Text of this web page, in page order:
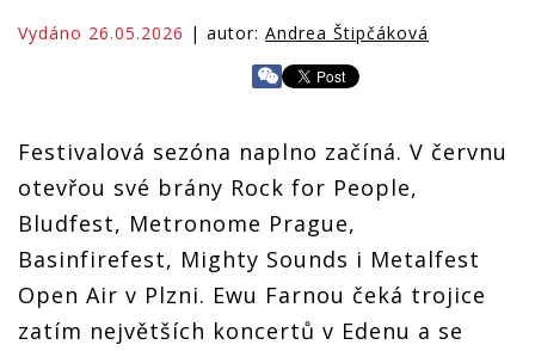
Vydáno 26.05.2026 | autor: Andrea Štipčáková
Festivalová sezóna naplno začíná. V červnu
otevřou své brány Rock for People,
Bludfest, Metronome Prague,
Basinfirefest, Mighty Sounds i Metalfest
Open Air v Plzni. Ewu Farnou čeká trojice
zatím největších koncertů v Edenu a se